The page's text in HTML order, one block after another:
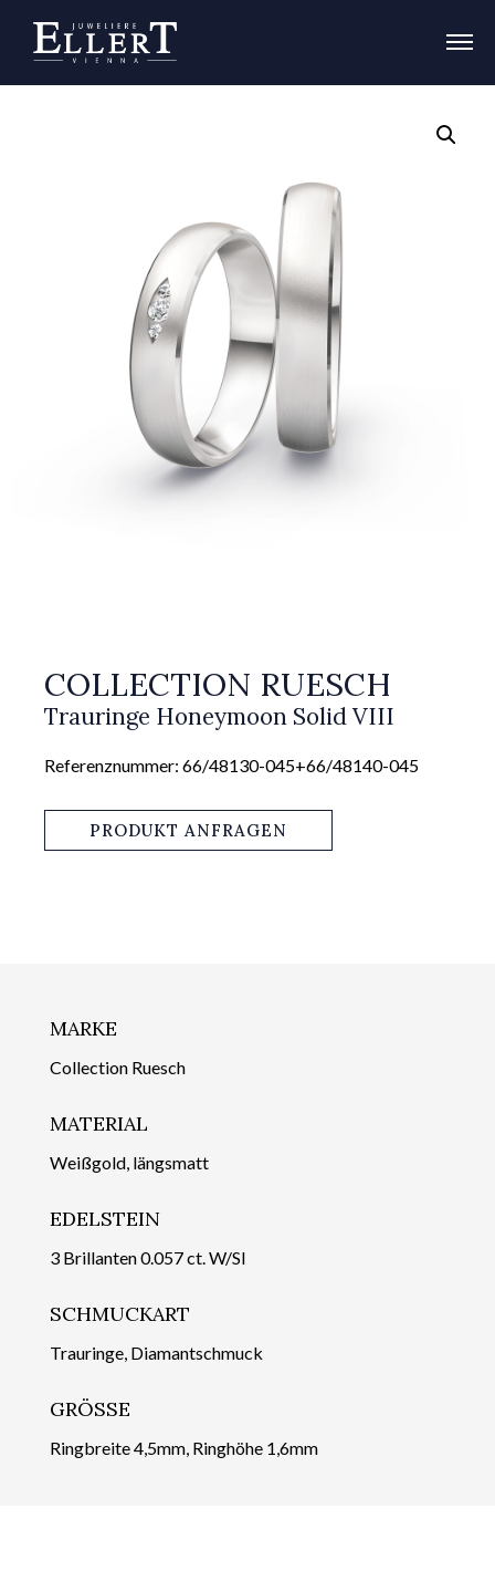
COLLECTION RUESCH
Trauringe Honeymoon Solid VIII
Referenznummer: 66/48130-045+66/48140-045
PRODUKT ANFRAGEN
MARKE
Collection Ruesch
MATERIAL
Weißgold, längsmatt
EDELSTEIN
3 Brillanten 0.057 ct. W/SI
SCHMUCKART
Trauringe, Diamantschmuck
GRÖSSE
Ringbreite 4,5mm, Ringhöhe 1,6mm